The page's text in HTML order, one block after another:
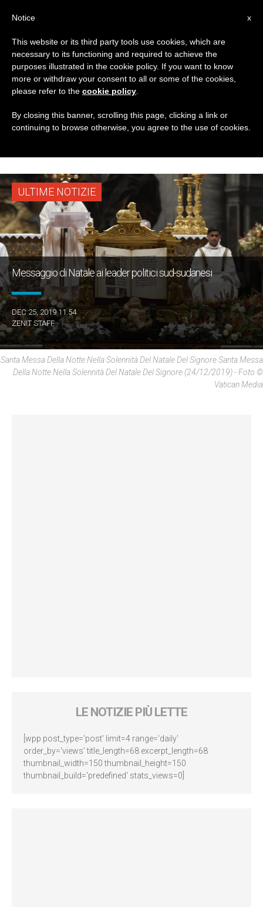
TAG
Posts Tagged ‘A Firma
Congiunta Del Santo
Padre Francesco’
ULTIME NOTIZIE
Messaggio di Natale ai leader politici sud-sudanesi
DEC 25, 2019 11:54
ZENIT STAFF
Santa Messa Della Notte Nella Solennità Del Natale Del Signore Santa Messa
Della Notte Nella Solennità Del Natale Del Signore (24/12/2019) - Foto ©
Vatican Media
LE NOTIZIE PIÙ LETTE
[wpp post_type='post' limit=4 range='daily'
order_by='views' title_length=68 excerpt_length=68
thumbnail_width=150 thumbnail_height=150
thumbnail_build='predefined' stats_views=0]
x
Notice
This website or its third party tools use cookies, which are
necessary to its functioning and required to achieve the
purposes illustrated in the cookie policy. If you want to know
more or withdraw your consent to all or some of the cookies,
please refer to the cookie policy
By closing this banner, scrolling this page, clicking a link or
continuing to browse otherwise, you agree to the use of cookies.